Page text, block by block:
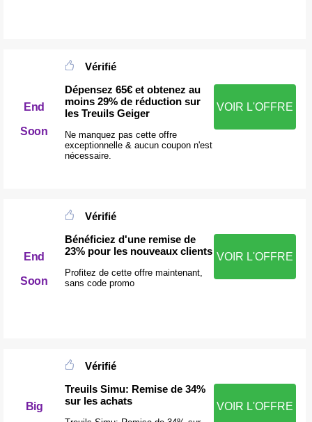
End
Soon
Vérifié
Dépensez 65€ et obtenez au
moins 29% de réduction sur
les Treuils Geiger
Ne manquez pas cette offre
exceptionnelle & aucun coupon n'est
nécessaire.
VOIR L'OFFRE
End
Soon
Vérifié
Bénéficiez d'une remise de
23% pour les nouveaux clients
Profitez de cette offre maintenant,
sans code promo
VOIR L'OFFRE
Big
Vérifié
Treuils Simu: Remise de 34%
sur les achats
VOIR L'OFFRE